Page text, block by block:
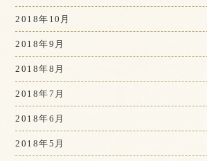
2018年10月
2018年9月
2018年8月
2018年7月
2018年6月
2018年5月